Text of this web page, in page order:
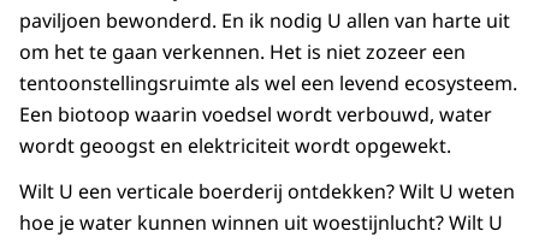
paviljoen bewonderd. En ik nodig U allen van harte uit
om het te gaan verkennen. Het is niet zozeer een
tentoonstellingsruimte als wel een levend ecosysteem.
Een biotoop waarin voedsel wordt verbouwd, water
wordt geoogst en elektriciteit wordt opgewekt.
Wilt U een verticale boerderij ontdekken? Wilt U weten
hoe je water kunnen winnen uit woestijnlucht? Wilt U